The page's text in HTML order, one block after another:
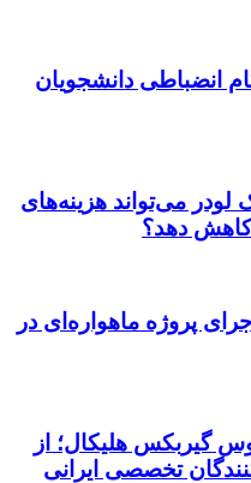
انضباطی دانشجویان
می‌تواند هزینه‌های
کاهش دهد؟
پروژه ماهواره‌ای در
گیربکس هلیکال؛ از